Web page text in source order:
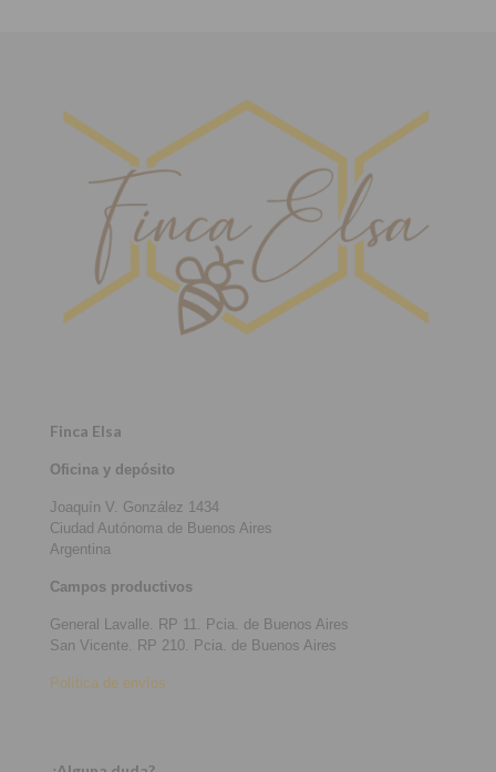
Finca Elsa
Oficina y depósito
Joaquín V. González 1434
Ciudad Autónoma de Buenos Aires
Argentina
Campos productivos
General Lavalle. RP 11. Pcia. de Buenos Aires
San Vicente. RP 210. Pcia. de Buenos Aires
Política de envíos